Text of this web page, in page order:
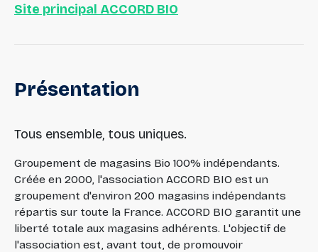
Site principal ACCORD BIO
Présentation
Tous ensemble, tous uniques.
Groupement de magasins Bio 100% indépendants.
Créée en 2000, l'association ACCORD BIO est un
groupement d'environ 200 magasins indépendants
répartis sur toute la France. ACCORD BIO garantit une
liberté totale aux magasins adhérents. L'objectif de
l'association est, avant tout, de promouvoir